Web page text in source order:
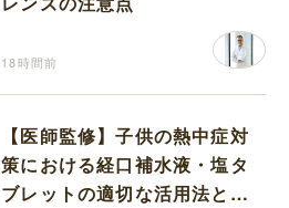
18時間前
【医師監修】子供の熱中症対
策における経口補水液・塩タ
ブレットの適切な活用法と水